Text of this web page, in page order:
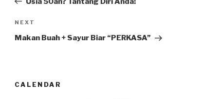
Next
Post
NEXT
Makan Buah + Sayur Biar “PERKASA”
CALENDAR